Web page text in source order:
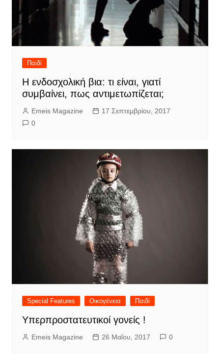
Παιδί
Η ενδοσχολική βια: τι είναι, γιατί
συμβαίνει, πως αντιμετωπίζεται;
Emeis Magazine
17 Σεπτεμβρίου, 2017
0
Special Features Οικογένεια Παιδί
Υπερπροστατευτικοί γονείς !
Emeis Magazine 26 Μαΐου, 2017 0